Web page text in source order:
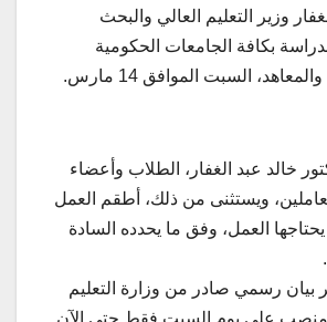
وزير التعليم العالي والبحث
بكافة الجامعات الحكومية
السبت الموافق 14 مارس.
خالد عبد الغفار، الطلاب وأعضاء
ويستثنى من ذلك، أطقم العمل
يحتاجها العمل، وفق ما يحدده السادة
بيان رسمي صادر من وزارة التعليم